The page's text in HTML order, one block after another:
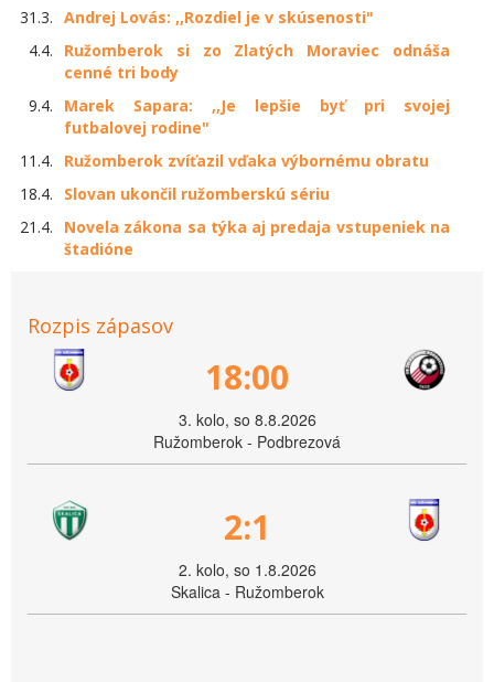
31.3. Andrej Lovás: ,,Rozdiel je v skúsenosti"
4.4.
Ružomberok si zo Zlatých Moraviec odnáša
cenné tri body
9.4.
Marek Sapara: ,,Je lepšie byť pri svojej
futbalovej rodine"
11.4.
Ružomberok zvíťazil vďaka výbornému obratu
18.4.
Slovan ukončil ružomberskú sériu
21.4.
Novela zákona sa týka aj predaja vstupeniek na
štadióne
Rozpis zápasov
18:00
3. kolo, so 8.8.2026
Ružomberok - Podbrezová
2:1
2. kolo, so 1.8.2026
Skalica - Ružomberok